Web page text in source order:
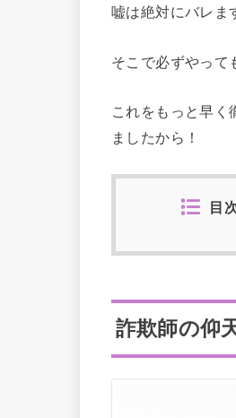
嘘は絶対にバレま
そこで必ずやって
これをもっと早く
ましたから！
目
詐欺師の仰